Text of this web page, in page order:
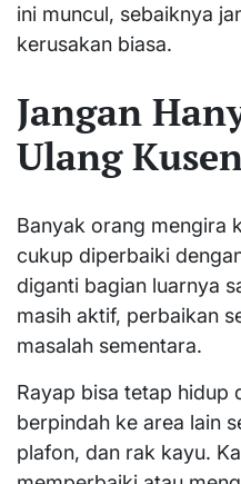
ini muncul, sebaiknya
kerusakan biasa.
Jangan
Ulang
Banyak orang mengira
cukup diperbaiki
diganti bagian luarnya
masih aktif, perbaikan
masalah sementara.
Rayap bisa tetap hidup
berpindah ke area lain
plafon, dan rak kayu.